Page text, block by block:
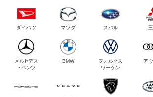
ダイハツ マツダ スバル
メルセデス
・ベンツ
BMW
フォルクス
ワーゲン
ア